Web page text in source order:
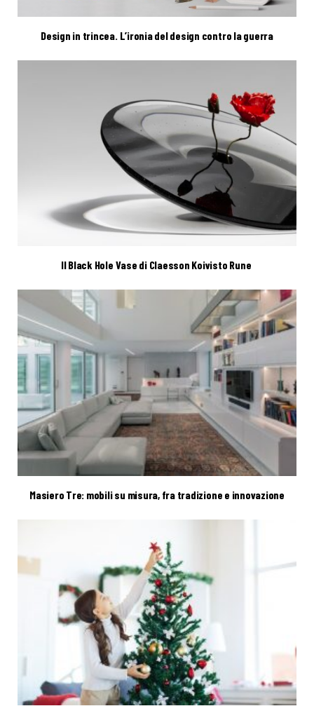
Design in trincea. L’ironia del design contro la guerra
Il Black Hole Vase di Claesson Koivisto Rune
Masiero Tre: mobili su misura, fra tradizione e innovazione